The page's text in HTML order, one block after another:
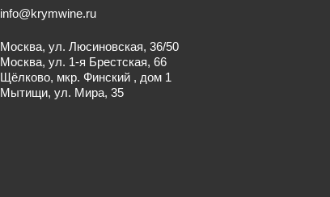
info@krymwine.ru
Москва, ул. Люсиновская, 36/50
Москва, ул. 1-я Брестская, 66
Щёлково, мкр. Финский , дом 1
Мытищи, ул. Мира, 35